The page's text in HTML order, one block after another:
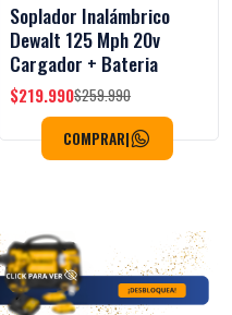
Soplador Inalámbrico
Dewalt 125 Mph 20v
Cargador + Bateria
$219.990$259.990
COMPRAR|